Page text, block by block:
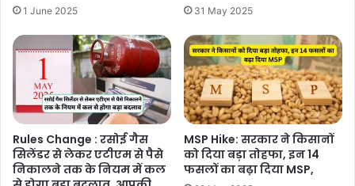
1 June 2025 31 May 2025
Rules Change : रसोई गैस
सिलेंडर से लेकर एटीएम से पैसे
निकालने तक के नियम में कल
MSP Hike: सरकार ने किसानों
को दिया बड़ा तोहफा, इन 14
फसलों का बढ़ा दिया MSP,